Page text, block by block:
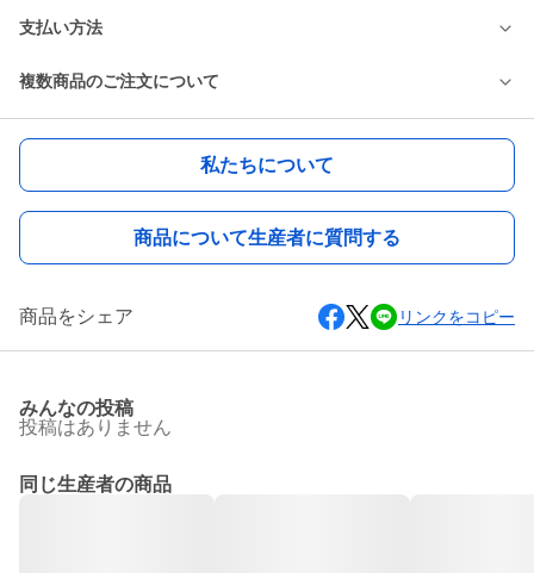
支払い方法
複数商品のご注文について
私たちについて
商品について生産者に質問する
商品をシェア リンクをコピー
みんなの投稿
投稿はありません
同じ生産者の商品